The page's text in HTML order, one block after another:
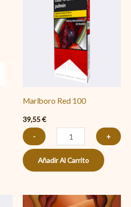
Marlboro Red 100
39,55€
-
Red
100
cantidad
+
Añadir Al Carrito
Terea